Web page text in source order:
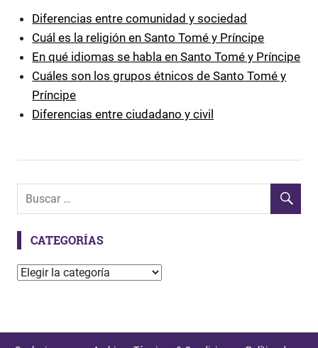
Diferencias entre comunidad y sociedad
Cuál es la religión en Santo Tomé y Príncipe
En qué idiomas se habla en Santo Tomé y Príncipe
Cuáles son los grupos étnicos de Santo Tomé y
Príncipe
Diferencias entre ciudadano y civil
CATEGORÍAS
C
g